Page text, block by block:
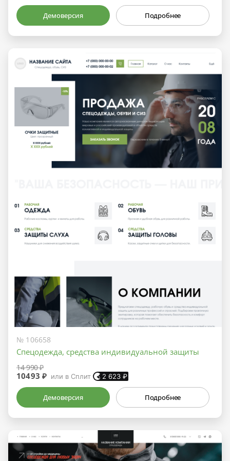
Демоверсия Подробнее
№ 106658
Спецодежда, средства индивидуальной защиты
14 990 ₽
10493 ₽ или в Сплит 2 623 ₽
Демоверсия Подробнее